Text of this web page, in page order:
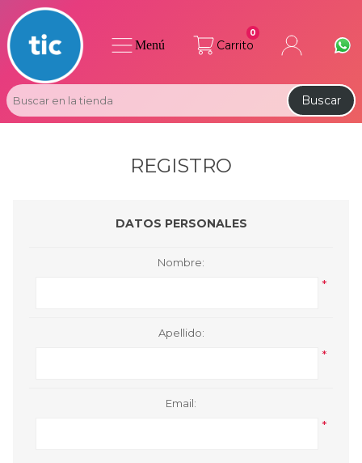
Carrito
0
Buscar
Menú
REGISTRO
DATOS PERSONALES
Nombre:
*
Apellido:
*
Email:
*